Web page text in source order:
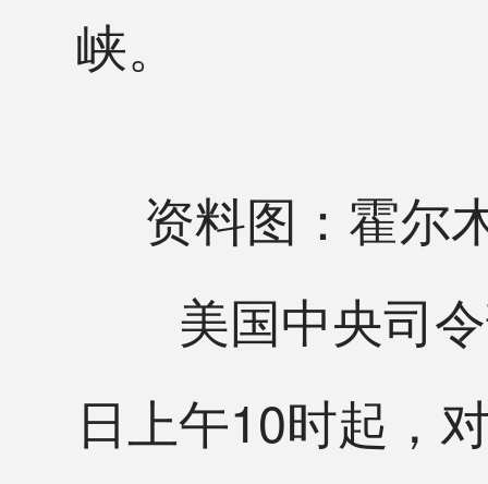
峡。
资料图：霍尔
美国中央司令
日上午10时起，